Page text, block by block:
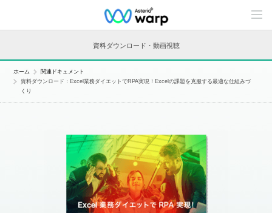
C
n
n
n
資料ダウンロード・動画視聴
ホーム
関連ドキュメント
資料ダウンロード：Excel業務ダイエットでRPA実現！Excelの課題を克服する最適な仕組みづ
くり